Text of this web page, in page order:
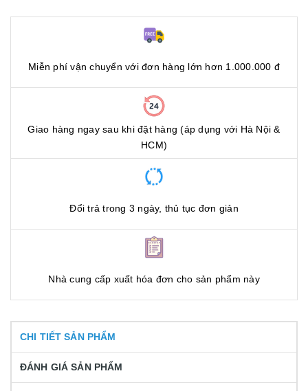
Miễn phí vận chuyển với đơn hàng lớn hơn 1.000.000 đ
Giao hàng ngay sau khi đặt hàng (áp dụng với Hà Nội &
HCM)
Đổi trả trong 3 ngày, thủ tục đơn giản
Nhà cung cấp xuất hóa đơn cho sản phẩm này
CHI TIẾT SẢN PHẨM
ĐÁNH GIÁ SẢN PHẨM